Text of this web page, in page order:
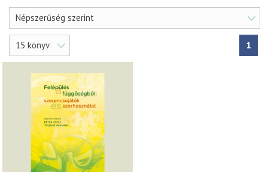
Népszerűség szerint
15 könyv 1
Cégünkről